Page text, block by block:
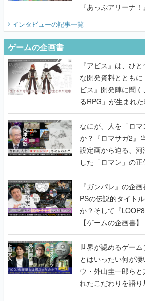
『あっぷアリーナ
てみた
インタビューの記事一覧
ゲームの企画書
『アビス』は、ひ
な開発資料ととも
ビス』開発陣に聞
るRPG」が生まれ
書】
なにが、人を「ロ
か？『ロマサガ2』
設定画から迫る、
した「ロマン」の
書】
『ガンパレ』の企
PSの伝説的タイト
か？そして『
【ゲームの企画書】
世界が認めるゲー
とはいったい何が
ウ・外山圭一郎ら
れたこだわりを語
画書】